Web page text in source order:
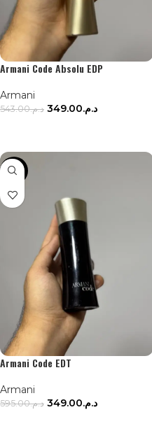
Armani Code Absolu EDP
Armani
د.م.543.00 د.م.349.00
-41%
Armani Code EDT
Armani
د.م.595.00 د.م.349.00